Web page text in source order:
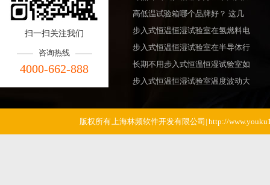
扫一扫关注我们
咨询热线
4000-662-888
高低温试验箱哪个品牌好？ 这几
步入式恒温恒湿试验室在氢燃料电
步入式恒温恒湿试验室在半导体行
长期不用步入式恒温恒湿试验室如
步入式恒温恒湿试验室温度波动大
版权所有 上海林频软件开发有限公司| http://